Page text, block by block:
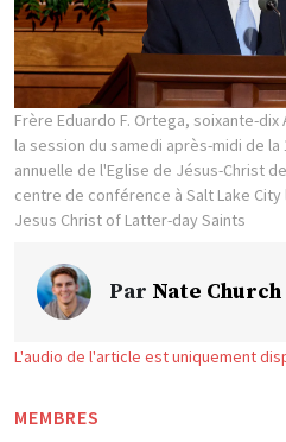
Frère Eduardo F. Ortega, soixante-
la session du samedi après-midi de
annuelle de l'Eglise de Jésus-Christ
centre de conférence à Salt Lake City
Jesus Christ of Latter-day Saints
Par Nate Church
L'audio de l'article est uniquement
MEMBRES